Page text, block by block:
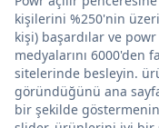
kişilerini %250'nin
kişi) başardılar ve
medyalarını 6000'den
sitelerinde besleyin.
göründüğünü ana
bir şekilde